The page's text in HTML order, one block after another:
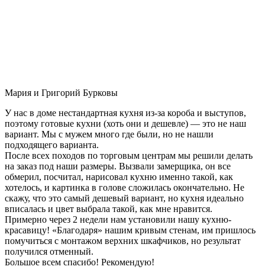
Мария и Григорий Бурковы
У нас в доме нестандартная кухня из-за короба и выступов,
поэтому готовые кухни (хоть они и дешевле) — это не наш
вариант. Мы с мужем много где были, но не нашли
подходящего варианта.
После всех походов по торговым центрам мы решили делать
на заказ под наши размеры. Вызвали замерщика, он все
обмерил, посчитал, нарисовал кухню именно такой, как
хотелось, и картинка в голове сложилась окончательно. Не
скажу, что это самый дешевый вариант, но кухня идеально
вписалась и цвет выбрала такой, как мне нравится.
Примерно через 2 недели нам установили нашу кухню-
красавицу! «Благодаря» нашим кривым стенам, им пришлось
помучиться с монтажом верхних шкафчиков, но результат
получился отменный.
Большое всем спасибо! Рекомендую!